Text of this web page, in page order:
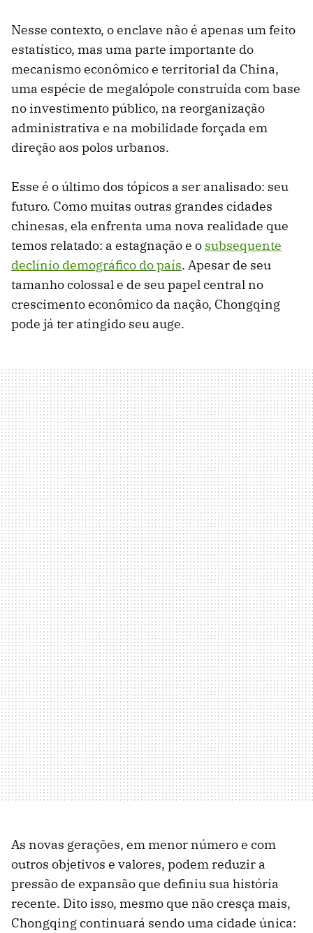
Nesse contexto, o enclave não é apenas um feito
estatístico, mas uma parte importante do
mecanismo econômico e territorial da China,
uma espécie de megalópole construída com base
no investimento público, na reorganização
administrativa e na mobilidade forçada em
direção aos polos urbanos.
Esse é o último dos tópicos a ser analisado: seu
futuro. Como muitas outras grandes cidades
chinesas, ela enfrenta uma nova realidade que
temos relatado: a estagnação e o subsequente
declínio demográfico do país. Apesar de seu
tamanho colossal e de seu papel central no
crescimento econômico da nação, Chongqing
pode já ter atingido seu auge.
As novas gerações, em menor número e com
outros objetivos e valores, podem reduzir a
pressão de expansão que definiu sua história
recente. Dito isso, mesmo que não cresça mais,
Chongqing continuará sendo uma cidade única: